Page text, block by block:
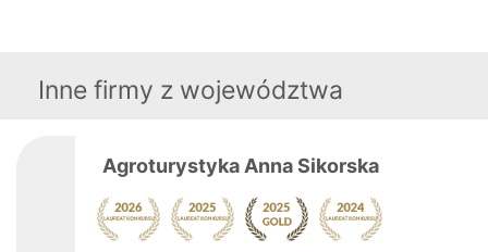
Inne firmy z województwa
Agroturystyka Anna Sikorska